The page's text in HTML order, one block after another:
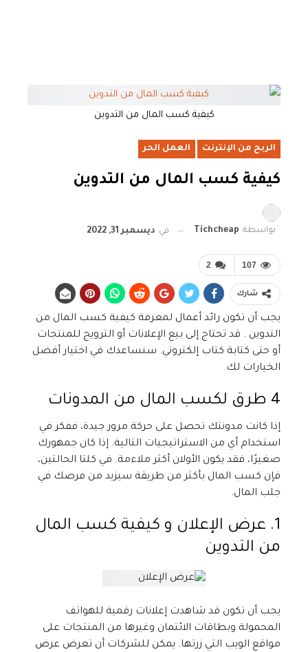
كيفية كسب المال من التدوين
الربح من الإنترنت العمل الحر
كيفية كسب المال من التدوين
بواسطة Tichcheap في ديسمبر 31, 2022
2 107
شارك
يجب أن تكون رائد أعمال لمعرفة كيفية كسب المال من
التدوين . قد تحتاج إلى بيع الإعلانات أو الترويج للمنتجات
أو حتى كتابة كتاب إلكتروني. سنساعدك في اختيار أفضل
الخيارات لك.
4 طرق لكسب المال من المدونات
إذا كانت مدونتك تحصل على حركة مرور جيدة، ففكر في
استخدام أي من الاستراتيجيات التالية. إذا كان جمهورك
صغيرًا، فقد يكون الأولان أكثر ملاءمة. في كلتا الحالتين،
فإن كسب المال بأكثر من طريقة سيزيد من فرصك في
جلب المال.
1. عرض الإعلان و كيفية كسب المال
من التدوين
يجب أن تكون قد شاهدت إعلانات رقمية للهواتف
المحمولة وبطاقات الائتمان وغيرها من المنتجات على
مواقع الويب التي زرتها. يمكن للشركات أن تعرض عرض